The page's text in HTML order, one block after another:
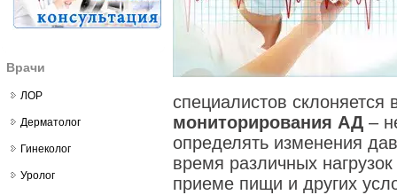
Врачи
ЛОР
Дерматолог
Гинеколог
Уролог
специалистов склоняется
мониторирования АД –
определять изменения
время различных
приеме пищи и других